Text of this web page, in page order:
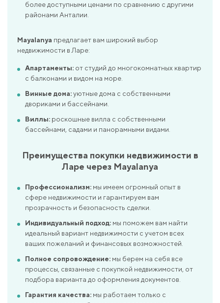
более доступными ценами по сравнению с другими
районами Анталии.
Mayalanya предлагает вам широкий выбор
недвижимости в Ларе:
Апартаменты: от студий до многокомнатных квартир
с балконами и видом на море.
Винные дома:уютные дома с собственными
двориками и бассейнами.
Виллы: роскошные вилла с собственными
бассейнами, садами и панорамными видами.
Преимущества покупки недвижимости в
Ларе через Mayalanya
Профессионализм: мы имеем огромный опыт в
сфере недвижимости и гарантируем вам
прозрачность и безопасность сделки.
Индивидуальный подход: мы поможем вам найти
идеальный вариант недвижимости с учетом всех
ваших пожеланий и финансовых возможностей.
Полное сопровождение: мы берем на себя все
процессы, связанные с покупкой недвижимости, от
подбора варианта до оформления документов.
Гарантия качества: мы работаем только с